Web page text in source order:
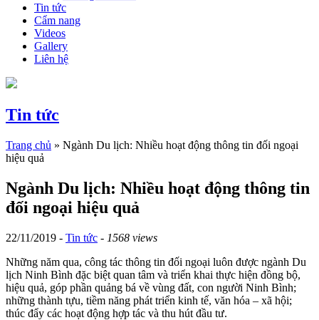
Tin tức
Cẩm nang
Videos
Gallery
Liên hệ
Tin tức
Trang chủ » Ngành Du lịch: Nhiều hoạt động thông tin đối ngoại
hiệu quả
Ngành Du lịch: Nhiều hoạt động thông tin
đối ngoại hiệu quả
22/11/2019 - Tin tức - 1568 views
Những năm qua, công tác thông tin đối ngoại luôn được ngành Du
lịch Ninh Bình đặc biệt quan tâm và triển khai thực hiện đồng bộ,
hiệu quả, góp phần quảng bá về vùng đất, con người Ninh Bình;
những thành tựu, tiềm năng phát triển kinh tế, văn hóa – xã hội;
thúc đẩy các hoạt động hợp tác và thu hút đầu tư.